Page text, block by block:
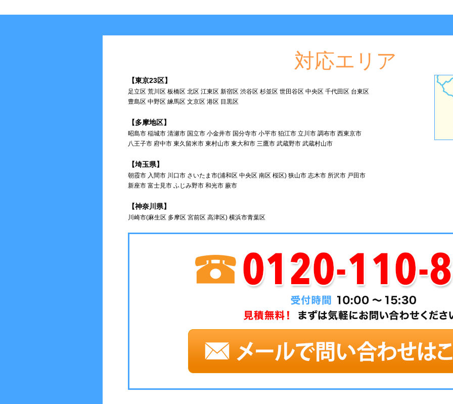
対応エリア
【東京23区】
足立区 荒川区 板橋区 北区 江東区 新宿区 渋谷区 杉並区 世田谷区 中央区 千代田区 台東区
豊島区 中野区 練馬区 文京区 港区 目黒区
【多摩地区】
昭島市 稲城市 清瀬市 国立市 小金井市 国分寺市 小平市 狛江市 立川市 調布市 西東京市
八王子市 府中市 東久留米市 東村山市 東大和市 三鷹市 武蔵野市 武蔵村山市
【埼玉県】
朝霞市 入間市 川口市 さいたま市(浦和区 中央区 南区 桜区) 狭山市 志木市 所沢市 戸田市
新座市 富士見市 ふじみ野市 和光市 蕨市
【神奈川県】
川崎市(麻生区 多摩区 宮前区 高津区) 横浜市青葉区